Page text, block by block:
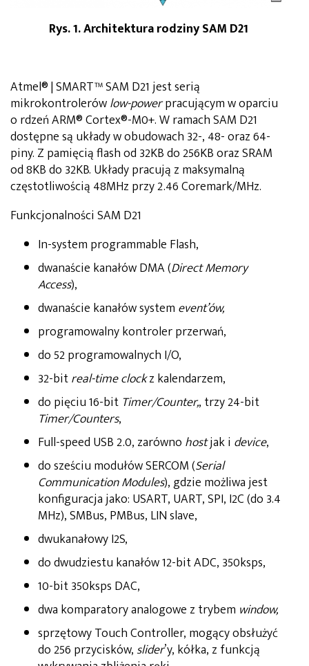
Rys. 1. Architektura rodziny SAM D21
Atmel® | SMART™ SAM D21 jest serią
mikrokontrolerówlow-powerpracującym w oparciu
o rdzeń ARM® Cortex®-M0+. W ramach SAM D21
dostępne są układy w obudowach 32-, 48- oraz 64-
piny. Z pamięcią flash od 32KB do 256KB oraz SRAM
od 8KB do 32KB. Układy pracują z maksymalną
częstotliwością 48MHz przy 2.46 Coremark/MHz.
Funkcjonalności SAM D21
In-system programmable Flash,
dwanaście kanałów DMA (Direct Memory
Access),
dwanaście kanałów system event’ów,
programowalny kontroler przerwań,
do 52 programowalnych I/O,
32-bitreal-time clockz kalendarzem,
do pięciu 16-bit Timer/Counter,, trzy 24-bit
Timer/Counters,
Full-speed USB 2.0, zarówno hostjak i device,
do sześciu modułów SERCOM (Serial
Communication Modules), gdzie możliwa jest
konfiguracja jako: USART, UART, SPI, I2C (do 3.4
MHz), SMBus, PMBus, LIN slave,
dwukanałowy I2S,
do dwudziestu kanałów 12-bit ADC, 350ksps,
10-bit 350ksps DAC,
dwa komparatory analogowe z trybem window,
sprzętowy Touch Controller, mogący obsłużyć
do 256 przycisków, slider’y, kółka, z funkcją